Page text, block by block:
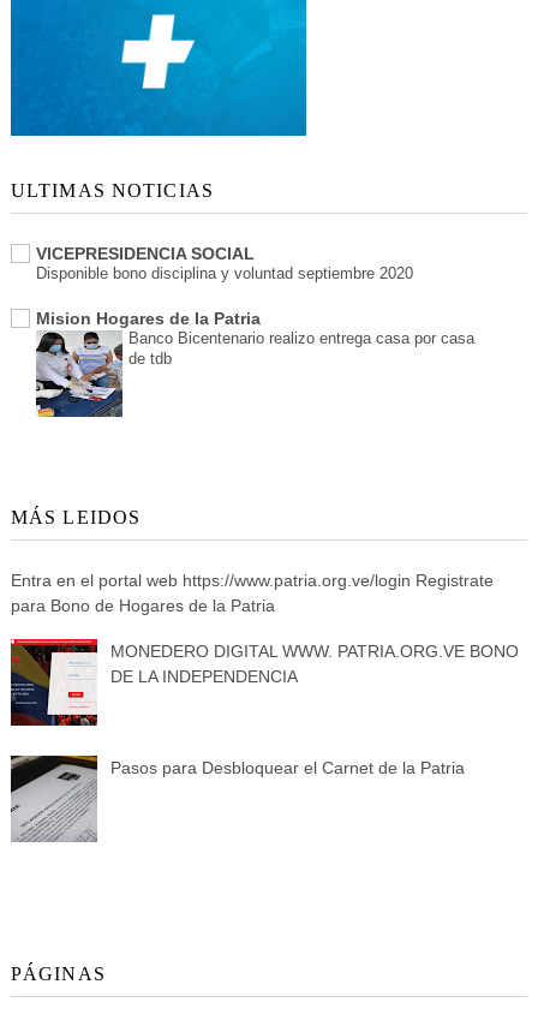
ULTIMAS NOTICIAS
VICEPRESIDENCIA SOCIAL
Disponible bono disciplina y voluntad septiembre 2020
Mision Hogares de la Patria
Banco Bicentenario realizo entrega casa por casa
de tdb
MÁS LEIDOS
Entra en el portal web https://www.patria.org.ve/login Registrate
para Bono de Hogares de la Patria
MONEDERO DIGITAL WWW. PATRIA.ORG.VE BONO
DE LA INDEPENDENCIA
Pasos para Desbloquear el Carnet de la Patria
PÁGINAS